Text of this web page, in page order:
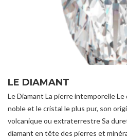
LE DIAMANT
Le Diamant La pierre intemporelle
noble et le cristal le plus pur, son
volcanique ou extraterrestre Sa
diamant en tête des pierres et